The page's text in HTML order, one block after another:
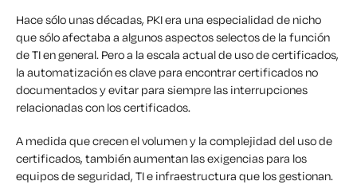
Hace sólo unas décadas, PKI era una especialidad de nicho
que sólo afectaba a algunos aspectos selectos de la función
de TI en general. Pero a la escala actual de uso de certificados,
la automatización es clave para encontrar certificados no
documentados y evitar para siempre las interrupciones
relacionadas con los certificados.
A medida que crecen el volumen y la complejidad del uso de
certificados, también aumentan las exigencias para los
equipos de seguridad, TI e infraestructura que los gestionan.